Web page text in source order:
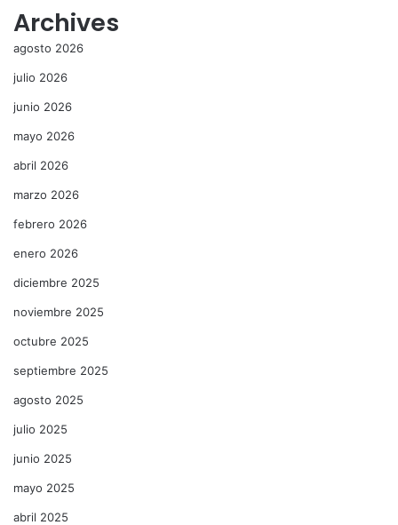
Archives
agosto 2026
julio 2026
junio 2026
mayo 2026
abril 2026
marzo 2026
febrero 2026
enero 2026
diciembre 2025
noviembre 2025
octubre 2025
septiembre 2025
agosto 2025
julio 2025
junio 2025
mayo 2025
abril 2025